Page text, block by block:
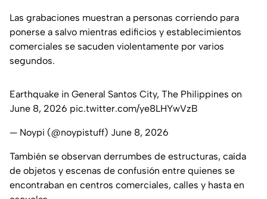
Las grabaciones muestran a personas corriendo para
ponerse a salvo mientras edificios y establecimientos
comerciales se sacuden violentamente por varios
segundos.
Earthquake in General Santos City, The Philippines on
June 8, 2026 pic.twitter.com/ye8LHYwVzB
— Noypi (@noypistuff) June 8, 2026
También se observan derrumbes de estructuras, caída
de objetos y escenas de confusión entre quienes se
encontraban en centros comerciales, calles y hasta en